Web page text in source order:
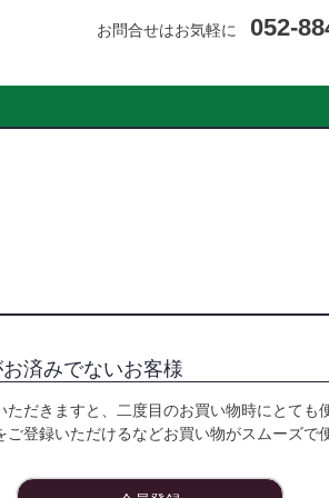
お問合せはお気軽に 052-
済みでないお客様
だきますと、二度目のお買い物時にとても
ご登録いただけるなどお買い物がスムーズで